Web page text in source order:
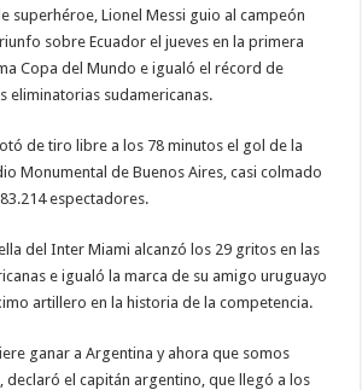
superhéroe, Lionel Messi guio al campeón
sobre Ecuador el jueves en la primera
Copa del Mundo e igualó el récord de
eliminatorias sudamericanas.
de tiro libre a los 78 minutos el gol de la
Monumental de Buenos Aires, casi colmado
espectadores.
del Inter Miami alcanzó los 29 gritos en las
e igualó la marca de su amigo uruguayo
artillero en la historia de la competencia.
ganar a Argentina y ahora que somos
declaró el capitán argentino, que llegó a los